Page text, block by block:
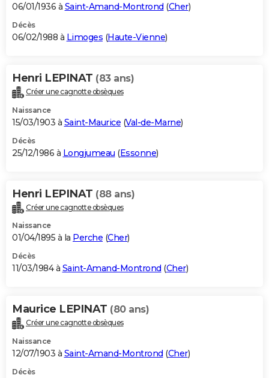
06/01/1936 à Saint-Amand-Montrond (Cher)
Décès
06/02/1988 à Limoges (Haute-Vienne)
Henri LEPINAT (83 ans)
Créer une cagnotte obsèques
Naissance
15/03/1903 à Saint-Maurice (Val-de-Marne)
Décès
25/12/1986 à Longjumeau (Essonne)
Henri LEPINAT (88 ans)
Créer une cagnotte obsèques
Naissance
01/04/1895 à la Perche (Cher)
Décès
11/03/1984 à Saint-Amand-Montrond (Cher)
Maurice LEPINAT (80 ans)
Créer une cagnotte obsèques
Naissance
12/07/1903 à Saint-Amand-Montrond (Cher)
Décès